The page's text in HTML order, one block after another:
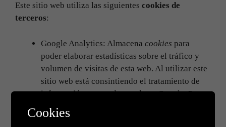
Este sitio web utiliza las siguientes cookies de
terceros:
Google Analytics: Almacena cookies para
poder elaborar estadísticas sobre el tráfico y
volumen de visitas de esta web. Al utilizar este
sitio web está consintiendo el tratamiento de
información acerca de usted por Google. Por
tanto, el ejercicio de cualquier derecho en este
sentido deberá hacerlo comunicando
Cookies